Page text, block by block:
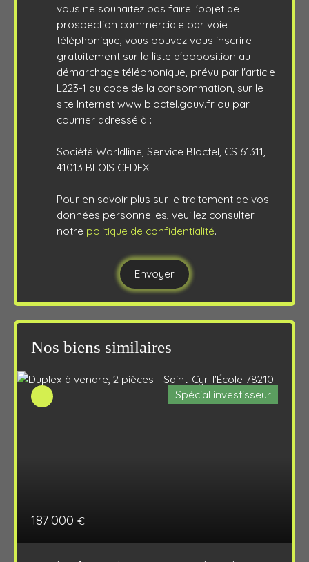
vous ne souhaitez pas faire l'objet de
prospection commerciale par voie
téléphonique, vous pouvez vous inscrire
gratuitement sur la liste d'opposition au
démarchage téléphonique, prévu par l'article
L223-1 du code de la consommation, sur le
site Internet www.bloctel.gouv.fr ou par
courrier adressé à :
Société Worldline, Service Bloctel, CS 61311,
41013 BLOIS CEDEX.
Pour en savoir plus sur le traitement de vos
données personnelles, veuillez consulter
notre politique de confidentialité.
Envoyer
Nos biens similaires
187 000 €
Spécial investisseur